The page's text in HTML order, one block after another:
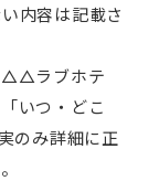
内容は記載さ
△△ラブホテ
いつ・どこ
のみ詳細に正